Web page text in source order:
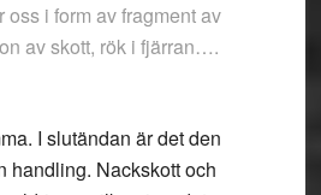
oss i form av fragment av
av skott, rök i fjärran….
I slutändan är det den
handling. Nackskott och